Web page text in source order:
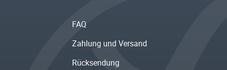
FAQ
Zahlung und Versand
Rücksendung